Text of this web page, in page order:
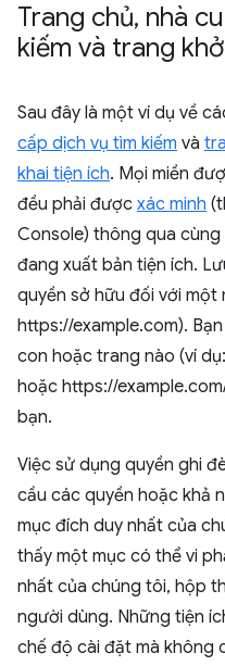
Trang chủ, nhà
kiếm và trang
Sau đây là một ví dụ về
cấp dịch vụ tìm kiếm và
khai tiện ích. Mọi miền
đều phải được xác minh
Console) thông qua
đang xuất bản tiện ích.
quyền sở hữu đối với một
https://example.com).
con hoặc trang nào (ví
hoặc https://
bạn.
Việc sử dụng quyền ghi
cầu các quyền hoặc khả
mục đích duy nhất của
thấy một mục có thể vi
nhất của chúng tôi, hộp
người dùng. Những tiện
chế độ cài đặt mà không